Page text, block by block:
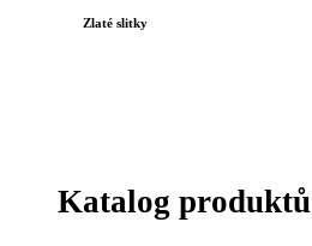
Zlaté slitky
Katalog produktů